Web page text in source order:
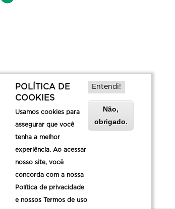
Sobre a Belotur
POLÍTICA DE
COOKIES
Usamos cookies para
assegurar que você
tenha a melhor
experiência. Ao acessar
nosso site, você
concorda com a nossa
Política de privacidade
e nossos Termos de uso
Entendi!
Não,
obrigado.